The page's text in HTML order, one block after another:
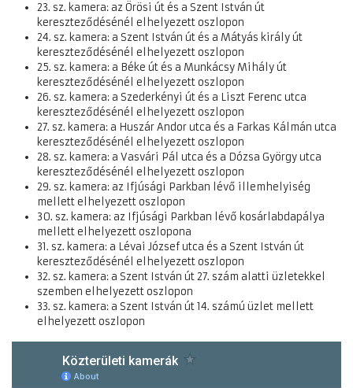
23. sz. kamera: az Örösi út és a Szent István út
kereszteződésénél elhelyezett oszlopon
24. sz. kamera: a Szent István út és a Mátyás király út
kereszteződésénél elhelyezett oszlopon
25. sz. kamera: a Béke út és a Munkácsy Mihály út
kereszteződésénél elhelyezett oszlopon
26. sz. kamera: a Szederkényi út és a Liszt Ferenc utca
kereszteződésénél elhelyezett oszlopon
27. sz. kamera: a Huszár Andor utca és a Farkas Kálmán utca
kereszteződésénél elhelyezett oszlopon
28. sz. kamera: a Vasvári Pál utca és a Dózsa György utca
kereszteződésénél elhelyezett oszlopon
29. sz. kamera: az Ifjúsági Parkban lévő illemhelyiség
mellett elhelyezett oszlopon
30. sz. kamera: az Ifjúsági Parkban lévő kosárlabdapálya
mellett elhelyezett oszlopona
31. sz. kamera: a Lévai József utca és a Szent István út
kereszteződésénél elhelyezett oszlopon
32. sz. kamera: a Szent István út 27. szám alatti üzletekkel
szemben elhelyezett oszlopon
33. sz. kamera: a Szent István út 14. számú üzlet mellett
elhelyezett oszlopon